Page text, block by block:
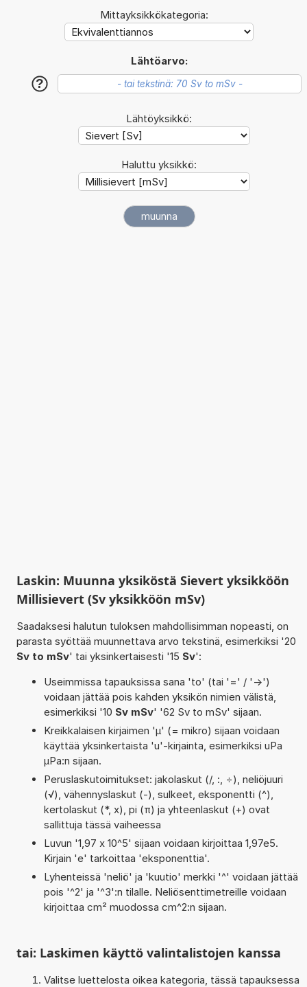
Mittayksikkökategoria:
Lähtöarvo:
?
Lähtöyksikkö:
Haluttu yksikkö:
Laskin: Muunna yksiköstä Sievert yksikköön
Millisievert (Sv yksikköön mSv)
Saadaksesi halutun tuloksen mahdollisimman nopeasti, on
parasta syöttää muunnettava arvo tekstinä, esimerkiksi '20
Sv to mSv' tai yksinkertaisesti '15 Sv':
Useimmissa tapauksissa sana 'to' (tai '=' / '->')
voidaan jättää pois kahden yksikön nimien välistä,
esimerkiksi '10 Sv mSv' '62 Sv to mSv' sijaan.
Kreikkalaisen kirjaimen 'µ' (= mikro) sijaan voidaan
käyttää yksinkertaista 'u'-kirjainta, esimerkiksi uPa
µPa:n sijaan.
Peruslaskutoimitukset: jakolaskut (/, :, ÷), neliöjuuri
(√), vähennyslaskut (-), sulkeet, eksponentti (^),
kertolaskut (*, x), pi (π) ja yhteenlaskut (+) ovat
sallittuja tässä vaiheessa
Luvun '1,97 x 10^5' sijaan voidaan kirjoittaa 1,97e5.
Kirjain 'e' tarkoittaa 'eksponenttia'.
Lyhenteissä 'neliö' ja 'kuutio' merkki '^' voidaan jättää
pois '^2' ja '^3':n tilalle. Neliösenttimetreille voidaan
kirjoittaa cm² muodossa cm^2:n sijaan.
tai: Laskimen käyttö valintalistojen kanssa
Valitse luettelosta oikea kategoria, tässä tapauksessa